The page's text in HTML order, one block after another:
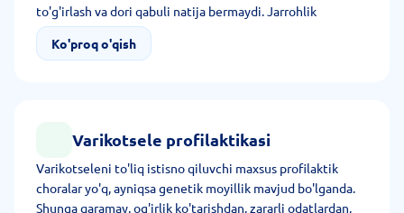
to'g'irlash va dori qabuli natija bermaydi. Jarrohlik
davolash og'riq, gipotrofiya, uzoq vaqt homilador
bo'lmaslik va tasdiqlangan bepushtlikda ko'rsatiladi.
Ko'proq o'qish
Varikotsele profilaktikasi
Varikotseleni to'liq istisno qiluvchi maxsus profilaktik
choralar yo'q, ayniqsa genetik moyillik mavjud bo'lganda.
Shunga qaramay, og'irlik ko'tarishdan, zararli odatlardan,